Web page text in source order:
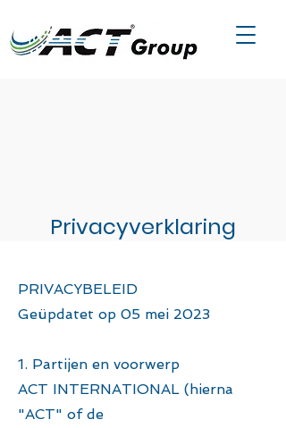
Privacyverklaring
PRIVACYBELEID
Geüpdatet op 05 mei 2023
1. Partijen en voorwerp
ACT INTERNATIONAL (hierna
"ACT" of de